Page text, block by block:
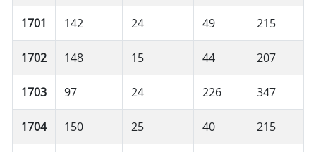
1701 142 24 49 215
1702 148 15 44 207
1703 97 24 226 347
1704 150 25 40 215